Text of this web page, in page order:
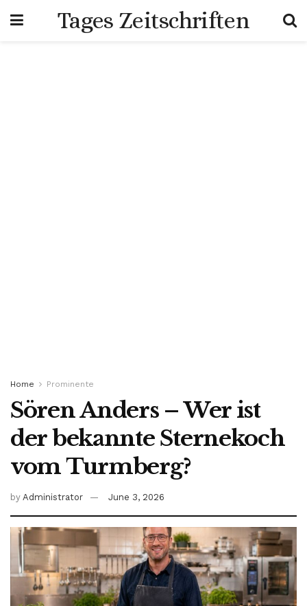
Tages Zeitschriften
Home Prominente
Sören Anders – Wer ist
der bekannte Sternekoch
vom Turmberg?
by Administrator June 3, 2026